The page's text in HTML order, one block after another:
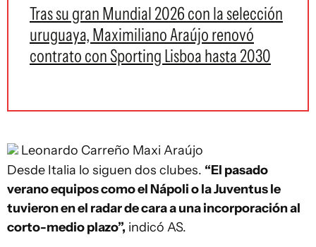
Tras su gran Mundial 2026 con la selección
uruguaya, Maximiliano Araújo renovó
contrato con Sporting Lisboa hasta 2030
Leonardo Carreño Maxi Araújo
Desde Italia lo siguen dos clubes. “El pasado
verano equipos como el Nápoli o la Juventus le
tuvieron en el radar de cara a una incorporación al
corto-medio plazo”, indicó AS.